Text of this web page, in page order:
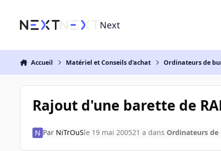
Next
Accueil Matériel et Conseils d'achat Ordinateurs de
Rajout d'une barette de
Par NiTrOuSle 19 mai 200521 a dans Ordinateurs